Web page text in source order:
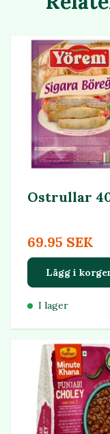
Ostrullar
69.95 SEK
Lägg i
I lager